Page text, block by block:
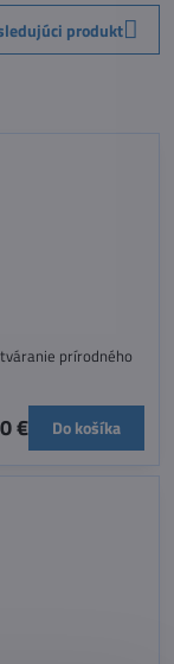
produkt
prírodného
€ Do košíka